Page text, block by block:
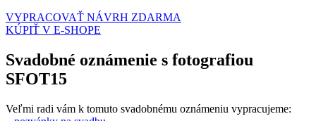
VYPRACOVAŤ NÁVRH ZDARMA
KÚPIŤ V E-SHOPE
Svadobné oznámenie s fotografiou
SFOT15
Veľmi radi vám k tomuto svadobnému oznámeniu vypracujeme: